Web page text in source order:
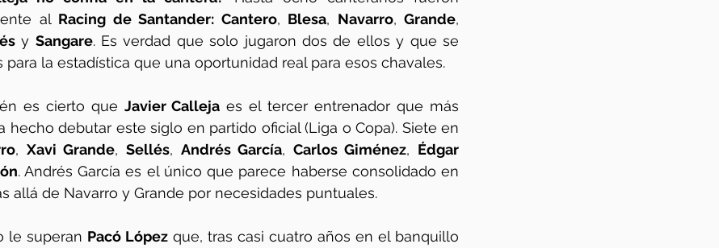
al Racing de Santander: Cantero, Blesa, Navarro, Grande
y Sangare. Es verdad que solo jugaron dos de ellos y que se
la estadística que una oportunidad real para esos chavales.
es cierto que Javier Calleja es el tercer entrenador que más
hecho debutar este siglo en partido oficial (Liga o Copa). Siete en
, Xavi Grande, Sellés, Andrés García, Carlos Giménez, Édgar
. Andrés García es el único que parece haberse consolidado en
allá de Navarro y Grande por necesidades puntuales.
le superan Pacó López que, tras casi cuatro años en el banquillo